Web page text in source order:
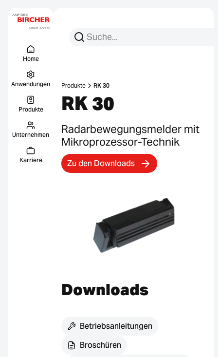
Home
Anwendungen
Produkte
Unternehmen
Karriere
Suchen Sie nach:
Suche
Produkte RK 30
RK 30
Radarbewegungsmelder mit
Mikroprozessor-Technik
Zu den Downloads
Downloads
Betriebsanleitungen
Broschüren